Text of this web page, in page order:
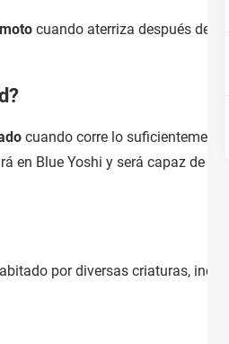
cuando aterriza después de
cuando corre lo
Blue Yoshi y será capaz de
por diversas criaturas,